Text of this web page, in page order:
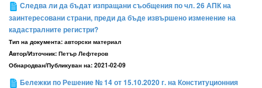
Следва ли да бъдат изпращани съобщения по чл. 26 АПК на
заинтересовани страни, преди да бъде извършено изменение на
кадастралните регистри?
Тип на документа: авторски материал
Aвтор/Източник: Петър Лефтеров
Обнародван/Публикуван на: 2021-02-09
Бележки по Решение № 14 от 15.10.2020 г. на Конституционния